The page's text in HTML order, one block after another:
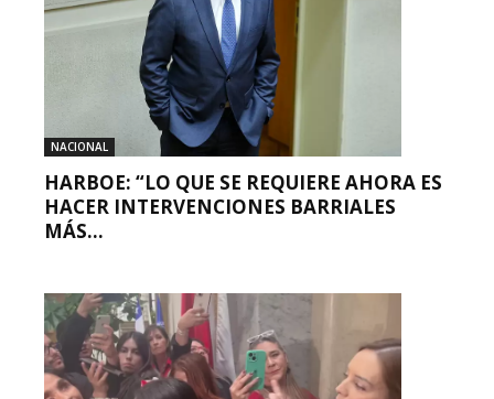
NACIONAL
HARBOE: “LO QUE SE REQUIERE AHORA ES
HACER INTERVENCIONES BARRIALES
MÁS...